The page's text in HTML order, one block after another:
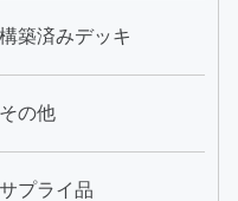
構築済みデッキ
その他
サプライ品